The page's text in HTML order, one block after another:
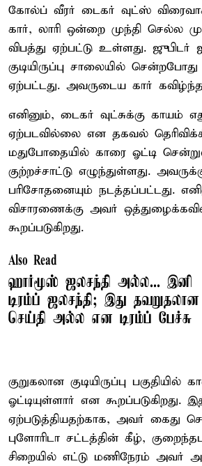
கோல்ப் வீரர் டைகர் வுட்ஸ்
கார், லாரி ஒன்றை முந்தி செல்ல
விபத்து ஏற்பட்டு உள்ளது. ஜுபிடர்
குடியிருப்பு சாலையில்
ஏற்பட்டது. அவருடைய கார்
எனினும், டைகர் வுட்சுக்கு காயம்
ஏற்படவில்லை என தகவல்
மதுபோதையில் காரை ஓட்டி
குற்றச்சாட்டு எழுந்துள்ளது.
பரிசோதனையும் நடத்தப்பட்டது.
விசாரணைக்கு அவர்
கூறப்படுகிறது.
Also Read
ஹார்மூஸ் ஜலசந்தி அல்ல... இனி
டிரம்ப் ஜலசந்தி; இது தவறுதலான
செய்தி அல்ல என டிரம்ப் பேச்சு
குறுகலான குடியிருப்பு பகுதியில்
ஓட்டியுள்ளார் என கூறப்படுகிறது.
ஏற்படுத்தியதற்காக, அவர் கைது
புளோரிடா சட்டத்தின் கீழ்,
சிறையில் எட்டு மணிநேரம் அவர்